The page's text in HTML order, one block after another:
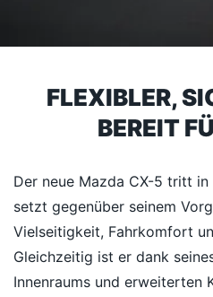
FLEXIBLER,
BEREIT
Der neue Mazda CX-5 tritt
setzt gegenüber seinem
Vielseitigkeit, Fahrkomfort
Gleichzeitig ist er dank
Innenraums und erweiterten